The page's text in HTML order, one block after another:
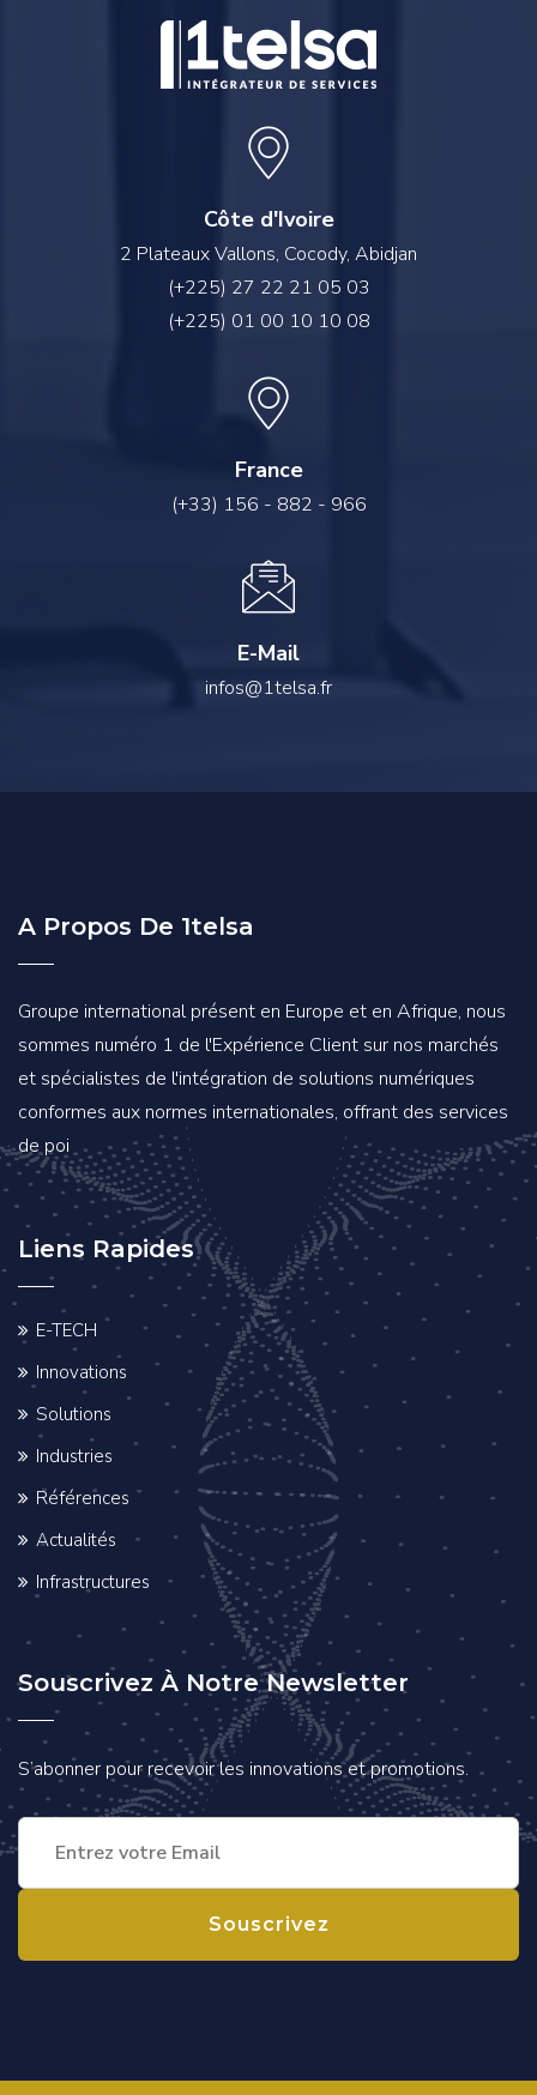
Côte d'Ivoire
2 Plateaux Vallons, Cocody, Abidjan
(+225) 27 22 21 05 03
(+225) 01 00 10 10 08
France
(+33) 156 - 882 - 966
E-Mail
infos@1telsa.fr
A Propos De 1telsa
Groupe international présent en Europe et en Afrique, nous
sommes numéro 1 de l'Expérience Client sur nos marchés
et spécialistes de l'intégration de solutions numériques
conformes aux normes internationales, offrant des services
de poi
Liens Rapides
E-TECH
Innovations
Solutions
Industries
Références
Actualités
Infrastructures
Souscrivez À Notre Newsletter
S’abonner pour recevoir les innovations et promotions.
Souscrivez